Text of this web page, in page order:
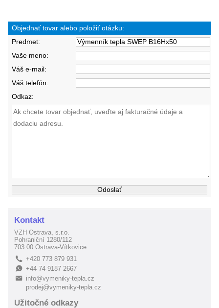
Objednať tovar alebo položiť otázku:
Predmet:
Vaše meno:
Váš e-mail:
Váš telefón:
Odkaz:
Kontakt
VZH Ostrava, s.r.o.
Pohraniční 1280/112
703 00 Ostrava-Vítkovice
L +420 773 879 931
E+44 74 9187 2667
B
info@vymeniky-tepla.cz
prodej@vymeniky-tepla.cz
Užitočné odkazy